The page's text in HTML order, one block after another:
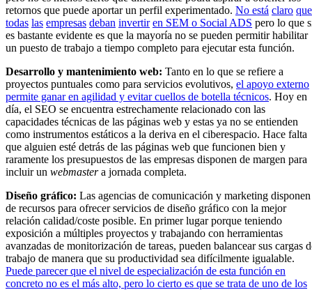
retornos que puede aportar un perfil experimentado. No está claro que
todas las empresas deban invertir en SEM o Social ADS pero lo que
es bastante evidente es que la mayoría no se pueden permitir habilitar
un puesto de trabajo a tiempo completo para ejecutar esta función.
Desarrollo y mantenimiento web: Tanto en lo que se refiere a
proyectos puntuales como para servicios evolutivos, el apoyo externo
permite ganar en agilidad y evitar cuellos de botella técnicos. Hoy en
día, el SEO se encuentra estrechamente relacionado con las
capacidades técnicas de las páginas web y estas ya no se entienden
como instrumentos estáticos a la deriva en el ciberespacio. Hace falta
que alguien esté detrás de las páginas web que funcionen bien y
raramente los presupuestos de las empresas disponen de margen para
incluir un webmastera jornada completa.
Diseño gráfico: Las agencias de comunicación y marketing disponen
de recursos para ofrecer servicios de diseño gráfico con la mejor
relación calidad/coste posible. En primer lugar porque teniendo
exposición a múltiples proyectos y trabajando con herramientas
avanzadas de monitorización de tareas, pueden balancear sus cargas
trabajo de manera que su productividad sea difícilmente igualable.
Puede parecer que el nivel de especialización de esta función en
concreto no es el más alto, pero lo cierto es que se trata de uno de los